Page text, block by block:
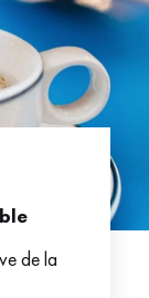
de la